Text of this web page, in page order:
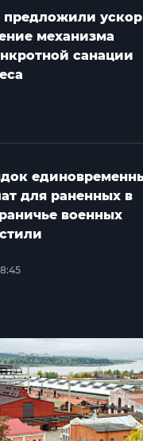
механизма
санации
для раненных в
военных